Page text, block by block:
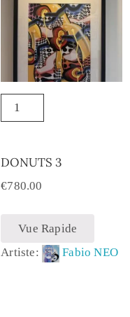
DONUTS 3
€780.00
Vue Rapide
Artiste:
Fabio NEO